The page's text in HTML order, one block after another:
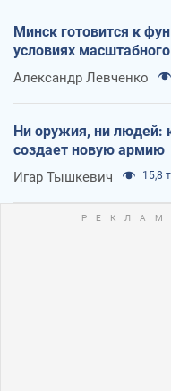
Минск готовится к
условиях
Александр Левченко
Ни оружия, ни людей:
создает новую армию
Игар Тышкевич 15,8